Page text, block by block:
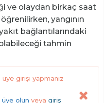
ve olaydan birkaç saat
yangının
bağlantılarındaki
tahmin
girişi yapmanız
üye olun veya giriş